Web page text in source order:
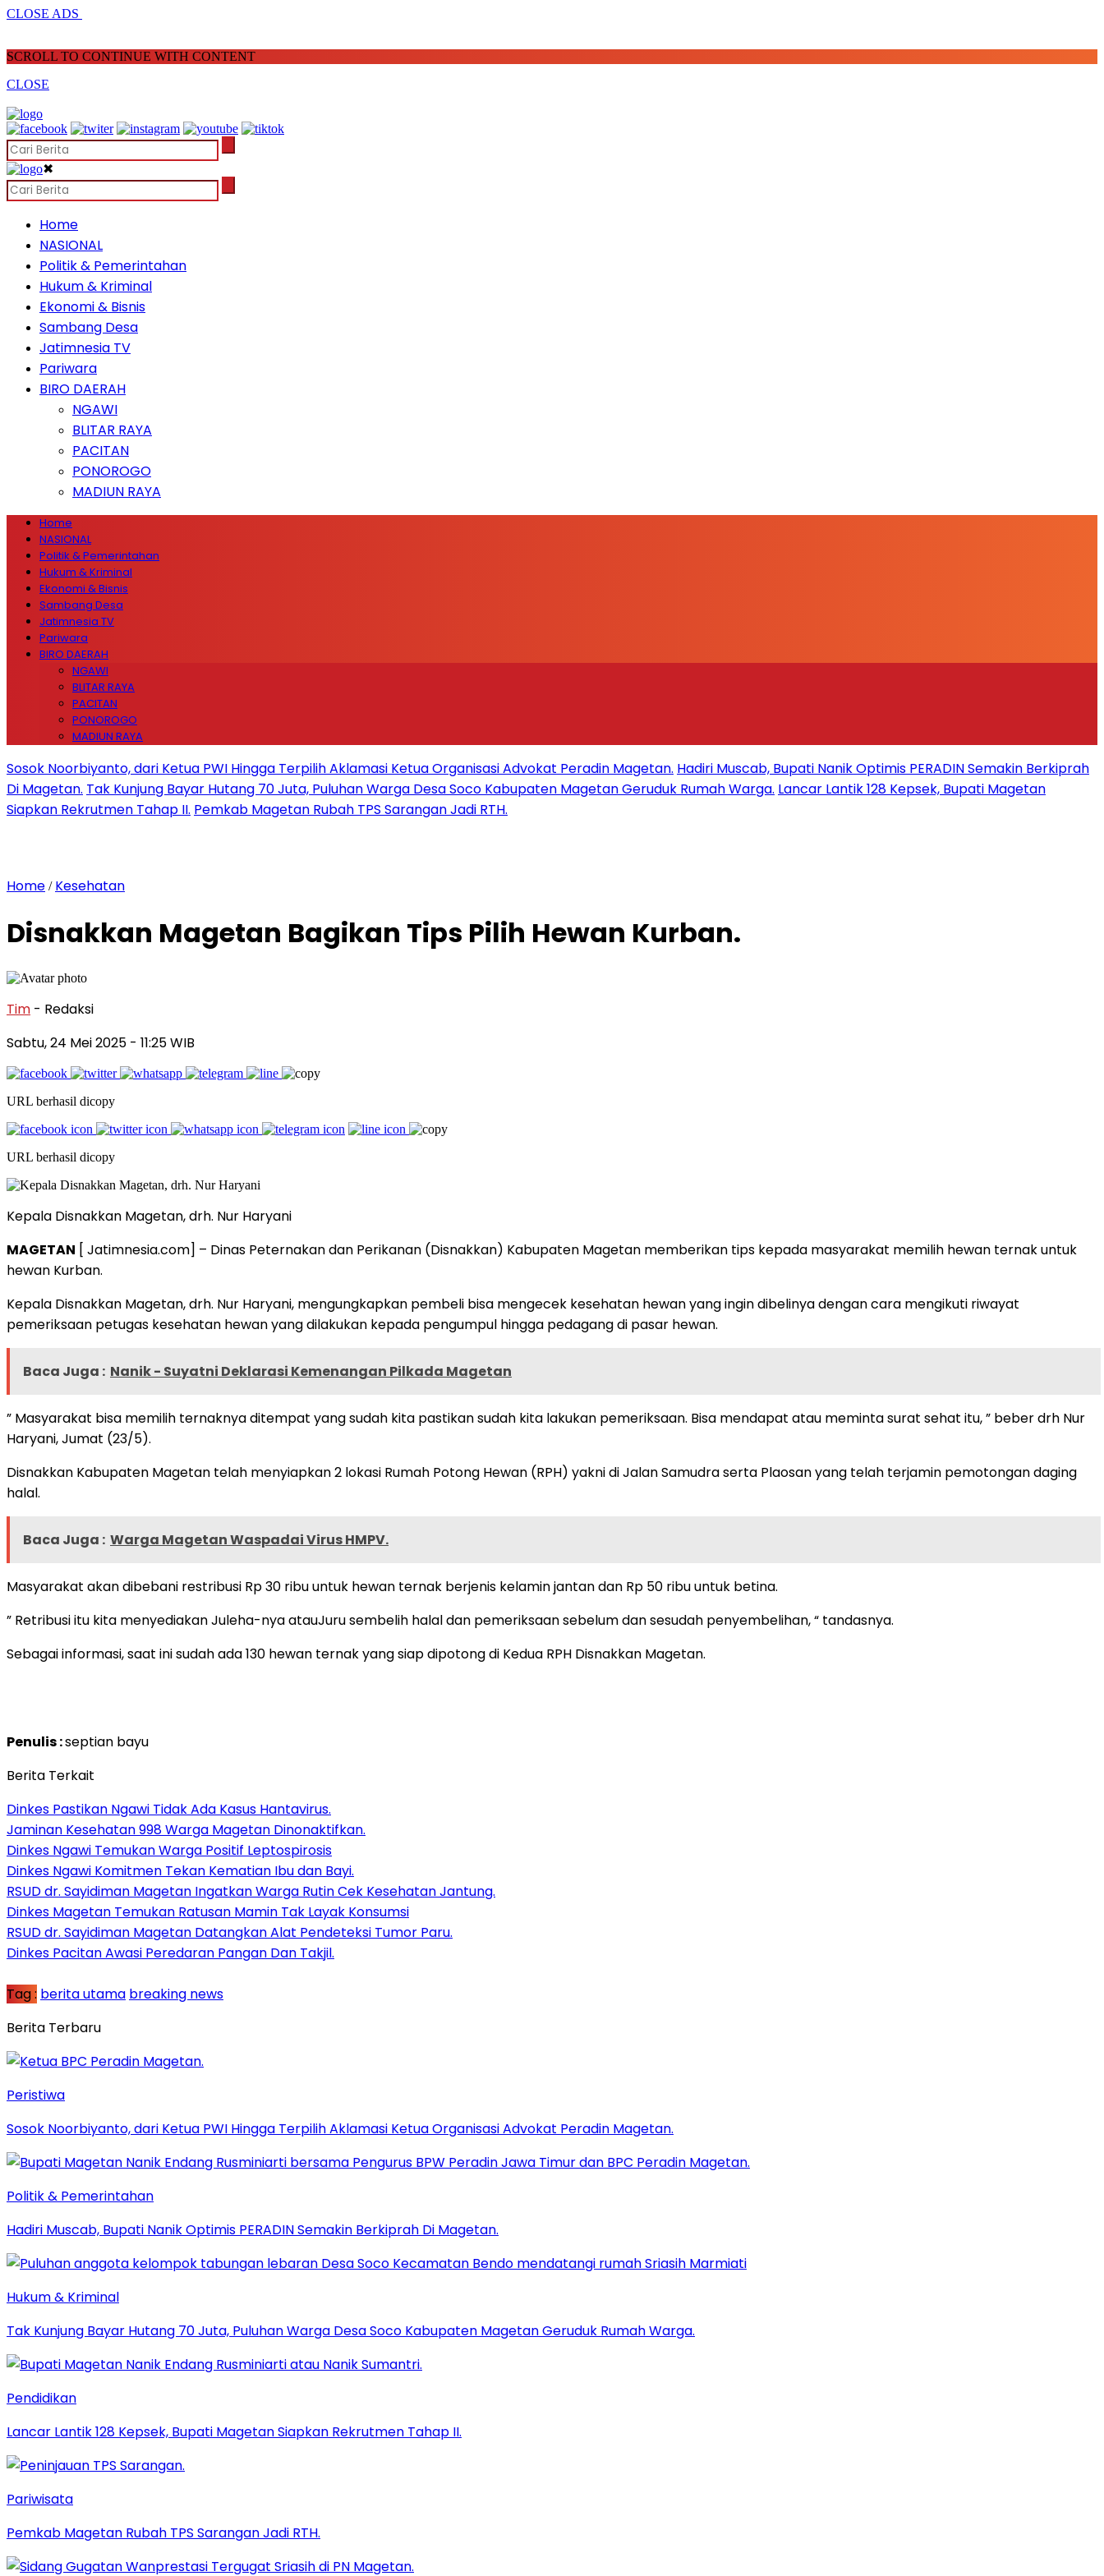
CLOSE ADS
SCROLL TO CONTINUE WITH CONTENT
CLOSE
✖
Home
NASIONAL
Politik & Pemerintahan
Hukum & Kriminal
Ekonomi & Bisnis
Sambang Desa
Jatimnesia TV
Pariwara
BIRO DAERAH
NGAWI
BLITAR RAYA
PACITAN
PONOROGO
MADIUN RAYA
Home
NASIONAL
Politik & Pemerintahan
Hukum & Kriminal
Ekonomi & Bisnis
Sambang Desa
Jatimnesia TV
Pariwara
BIRO DAERAH
NGAWI
BLITAR RAYA
PACITAN
PONOROGO
MADIUN RAYA
Sosok Noorbiyanto, dari Ketua PWI Hingga Terpilih Aklamasi Ketua Organisasi Advokat Peradin Magetan. Hadiri Muscab, Bupati Nanik Optimis PERADIN Semakin Berkiprah
Di Magetan. Tak Kunjung Bayar Hutang 70 Juta, Puluhan Warga Desa Soco Kabupaten Magetan Geruduk Rumah Warga. Lancar Lantik 128 Kepsek, Bupati Magetan
Siapkan Rekrutmen Tahap II. Pemkab Magetan Rubah TPS Sarangan Jadi RTH.
Home / Kesehatan
Disnakkan Magetan Bagikan Tips Pilih Hewan Kurban.
Tim - Redaksi
Sabtu, 24 Mei 2025 - 11:25 WIB
URL berhasil dicopy
URL berhasil dicopy
Kepala Disnakkan Magetan, drh. Nur Haryani
MAGETAN [ Jatimnesia.com] – Dinas Peternakan dan Perikanan (Disnakkan) Kabupaten Magetan memberikan tips kepada masyarakat memilih hewan ternak untuk
hewan Kurban.
Kepala Disnakkan Magetan, drh. Nur Haryani, mengungkapkan pembeli bisa mengecek kesehatan hewan yang ingin dibelinya dengan cara mengikuti riwayat
pemeriksaan petugas kesehatan hewan yang dilakukan kepada pengumpul hingga pedagang di pasar hewan.
Baca Juga : Nanik - Suyatni Deklarasi Kemenangan Pilkada Magetan
” Masyarakat bisa memilih ternaknya ditempat yang sudah kita pastikan sudah kita lakukan pemeriksaan. Bisa mendapat atau meminta surat sehat itu, ” beber drh Nur
Haryani, Jumat (23/5).
Disnakkan Kabupaten Magetan telah menyiapkan 2 lokasi Rumah Potong Hewan (RPH) yakni di Jalan Samudra serta Plaosan yang telah terjamin pemotongan daging
halal.
Baca Juga : Warga Magetan Waspadai Virus HMPV.
Masyarakat akan dibebani restribusi Rp 30 ribu untuk hewan ternak berjenis kelamin jantan dan Rp 50 ribu untuk betina.
” Retribusi itu kita menyediakan Juleha-nya atauJuru sembelih halal dan pemeriksaan sebelum dan sesudah penyembelihan, “ tandasnya.
Sebagai informasi, saat ini sudah ada 130 hewan ternak yang siap dipotong di Kedua RPH Disnakkan Magetan.
Penulis :septian bayu
Berita Terkait
Dinkes Pastikan Ngawi Tidak Ada Kasus Hantavirus.
Jaminan Kesehatan 998 Warga Magetan Dinonaktifkan.
Dinkes Ngawi Temukan Warga Positif Leptospirosis
Dinkes Ngawi Komitmen Tekan Kematian Ibu dan Bayi.
RSUD dr. Sayidiman Magetan Ingatkan Warga Rutin Cek Kesehatan Jantung.
Dinkes Magetan Temukan Ratusan Mamin Tak Layak Konsumsi
RSUD dr. Sayidiman Magetan Datangkan Alat Pendeteksi Tumor Paru.
Dinkes Pacitan Awasi Peredaran Pangan Dan Takjil.
Tag : berita utama breaking news
Berita Terbaru
Peristiwa
Sosok Noorbiyanto, dari Ketua PWI Hingga Terpilih Aklamasi Ketua Organisasi Advokat Peradin Magetan.
Politik & Pemerintahan
Hadiri Muscab, Bupati Nanik Optimis PERADIN Semakin Berkiprah Di Magetan.
Hukum & Kriminal
Tak Kunjung Bayar Hutang 70 Juta, Puluhan Warga Desa Soco Kabupaten Magetan Geruduk Rumah Warga.
Pendidikan
Lancar Lantik 128 Kepsek, Bupati Magetan Siapkan Rekrutmen Tahap II.
Pariwisata
Pemkab Magetan Rubah TPS Sarangan Jadi RTH.